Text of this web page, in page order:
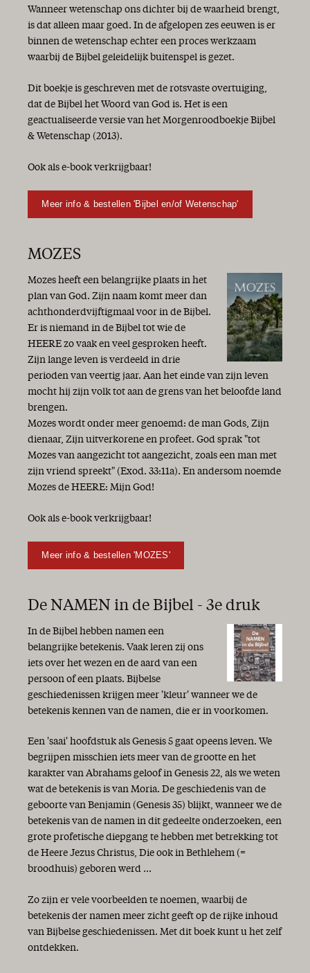
Wanneer wetenschap ons dichter bij de waarheid brengt,
is dat alleen maar goed. In de afgelopen zes eeuwen is er
binnen de wetenschap echter een proces werkzaam
waarbij de Bijbel geleidelijk buitenspel is gezet.
Dit boekje is geschreven met de rotsvaste overtuiging,
dat de Bijbel het Woord van God is. Het is een
geactualiseerde versie van het Morgenroodboekje Bijbel
& Wetenschap (2013).
Ook als e-book verkrijgbaar!
Meer info & bestellen 'Bijbel en/of Wetenschap'
MOZES
Mozes heeft een belangrijke plaats in het
plan van God. Zijn naam komt meer dan
achthonderdvijftigmaal voor in de Bijbel.
Er is niemand in de Bijbel tot wie de
HEERE zo vaak en veel gesproken heeft.
Zijn lange leven is verdeeld in drie
perioden van veertig jaar. Aan het einde van zijn leven
mocht hij zijn volk tot aan de grens van het beloofde land
brengen.
Mozes wordt onder meer genoemd: de man Gods, Zijn
dienaar, Zijn uitverkorene en profeet. God sprak "tot
Mozes van aangezicht tot aangezicht, zoals een man met
zijn vriend spreekt" (Exod. 33:11a). En andersom noemde
Mozes de HEERE: Mijn God!
Ook als e-book verkrijgbaar!
Meer info & bestellen 'MOZES'
De NAMEN in de Bijbel - 3e druk
In de Bijbel hebben namen een
belangrijke betekenis. Vaak leren zij ons
iets over het wezen en de aard van een
persoon of een plaats. Bijbelse
geschiedenissen krijgen meer 'kleur' wanneer we de
betekenis kennen van de namen, die er in voorkomen.
Een 'saai' hoofdstuk als Genesis 5 gaat opeens leven. We
begrijpen misschien iets meer van de grootte en het
karakter van Abrahams geloof in Genesis 22, als we weten
wat de betekenis is van Moria. De geschiedenis van de
geboorte van Benjamin (Genesis 35) blijkt, wanneer we de
betekenis van de namen in dit gedeelte onderzoeken, een
grote profetische diepgang te hebben met betrekking tot
de Heere Jezus Christus, Die ook in Bethlehem (=
broodhuis) geboren werd ...
Zo zijn er vele voorbeelden te noemen, waarbij de
betekenis der namen meer zicht geeft op de rijke inhoud
van Bijbelse geschiedenissen. Met dit boek kunt u het zelf
ontdekken.